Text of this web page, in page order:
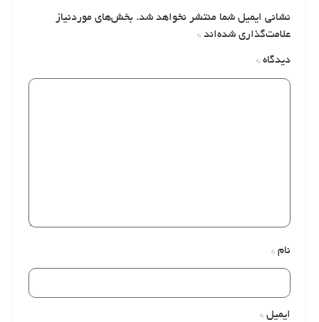
نشانی ایمیل شما منتشر نخواهد شد. بخش‌های موردنیاز
علامت‌گذاری شده‌اند *
دیدگاه *
نام *
ایمیل *